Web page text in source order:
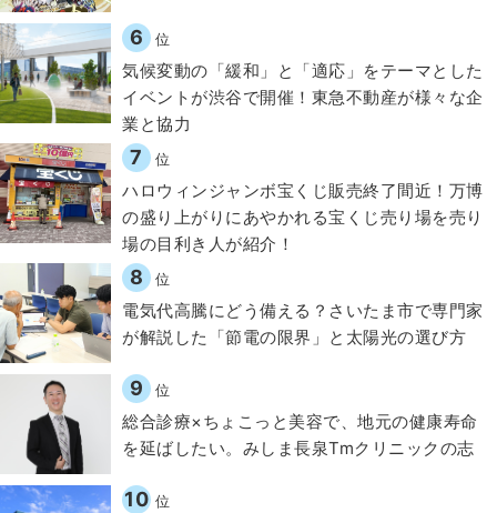
6 位
気候変動の「緩和」と「適応」をテーマとした
イベントが渋谷で開催！東急不動産が様々な企
業と協力
7 位
ハロウィンジャンボ宝くじ販売終了間近！万博
の盛り上がりにあやかれる宝くじ売り場を売り
場の目利き人が紹介！
8 位
電気代高騰にどう備える？さいたま市で専門家
が解説した「節電の限界」と太陽光の選び方
9 位
総合診療×ちょこっと美容で、地元の健康寿命
を延ばしたい。みしま長泉Tmクリニックの志
10 位